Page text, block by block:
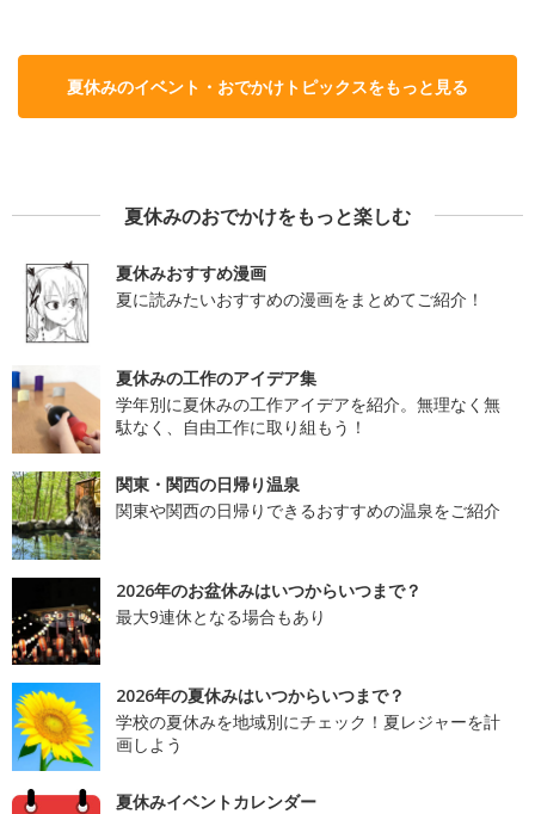
夏休みのイベント・おでかけトピックスをもっと見る
夏休みのおでかけをもっと楽しむ
夏休みおすすめ漫画
夏に読みたいおすすめの漫画をまとめてご紹介！
夏休みの工作のアイデア集
学年別に夏休みの工作アイデアを紹介。無理なく無
駄なく、自由工作に取り組もう！
関東・関西の日帰り温泉
関東や関西の日帰りできるおすすめの温泉をご紹介
2026年のお盆休みはいつからいつまで？
最大9連休となる場合もあり
2026年の夏休みはいつからいつまで？
学校の夏休みを地域別にチェック！夏レジャーを計
画しよう
夏休みイベントカレンダー